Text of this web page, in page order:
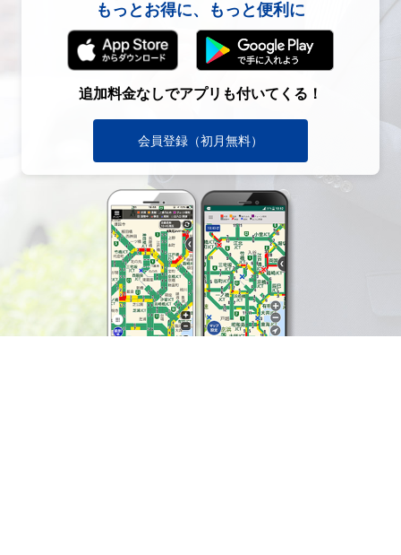
もっとお得に、もっと便利に
追加料金なしでアプリも付いてくる！
会員登録（初月無料）